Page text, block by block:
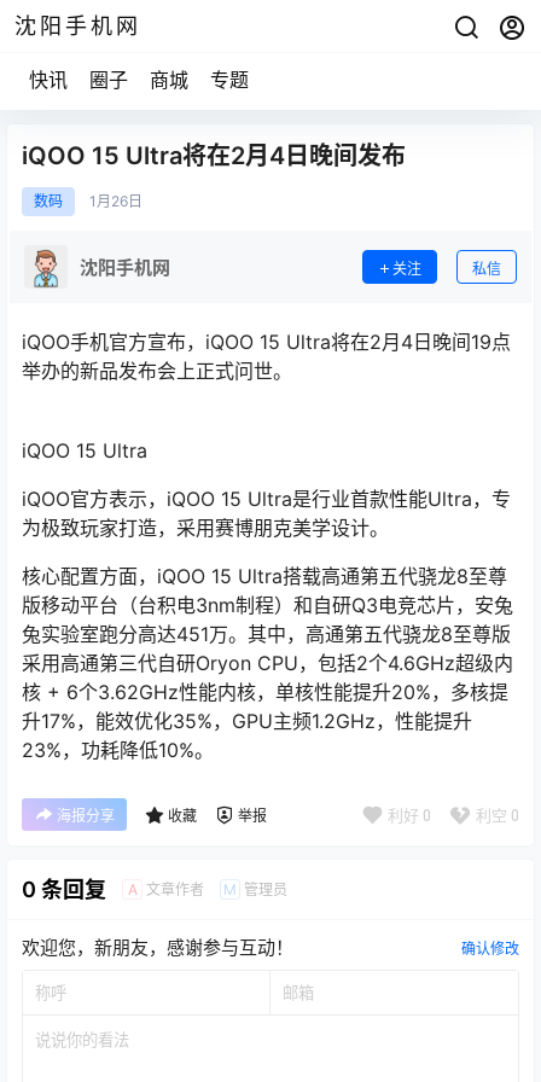
沈阳手机网
快讯 圈子 商城 专题
iQOO 15 Ultra将在2月4日晚间发布
数码 1月 26日
沈阳手机网 关注 私信
iQOO手机官方宣布，iQOO 15 Ultra将在2月4日晚间19点
举办的新品发布会上正式问世。
iQOO 15 Ultra
iQOO官方表示，iQOO 15 Ultra是行业首款性能Ultra，专
为极致玩家打造，采用赛博朋克美学设计。
核心配置方面，iQOO 15 Ultra搭载高通第五代骁龙8至尊
版移动平台（台积电3nm制程）和自研Q3电竞芯片，安兔
兔实验室跑分高达451万。其中，高通第五代骁龙8至尊版
采用高通第三代自研Oryon CPU，包括2个4.6GHz超级内
核 + 6个3.62GHz性能内核，单核性能提升20%，多核提
升17%，能效优化35%，GPU主频1.2GHz，性能提升
23%，功耗降低10%。
海报分享 收藏 举报 利好 0 利空 0
0 条回复 A 文章作者 M 管理员
欢迎您，新朋友，感谢参与互动！ 确认修改